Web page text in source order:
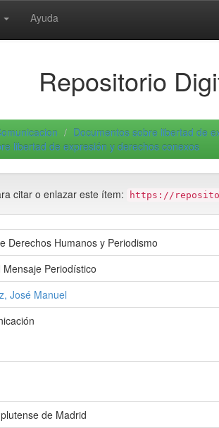
Ayuda
Repositorio
Documentos sobre libertad de
libertad de expresión y derechos conexos
citar o enlazar este ítem: https://
Derechos Humanos y Periodismo
Periodístico
José Manuel
de Madrid